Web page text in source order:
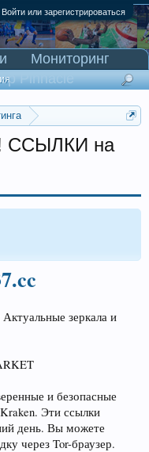
Войти или зарегистрироваться
ССЫЛКИ на
зеркала и
и безопасные
Эти ссылки
день. Вы можете
через Tor-браузер.
Мониторинг
Pinnacle